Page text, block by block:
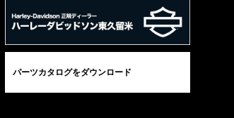
パーツカタログをダウンロード